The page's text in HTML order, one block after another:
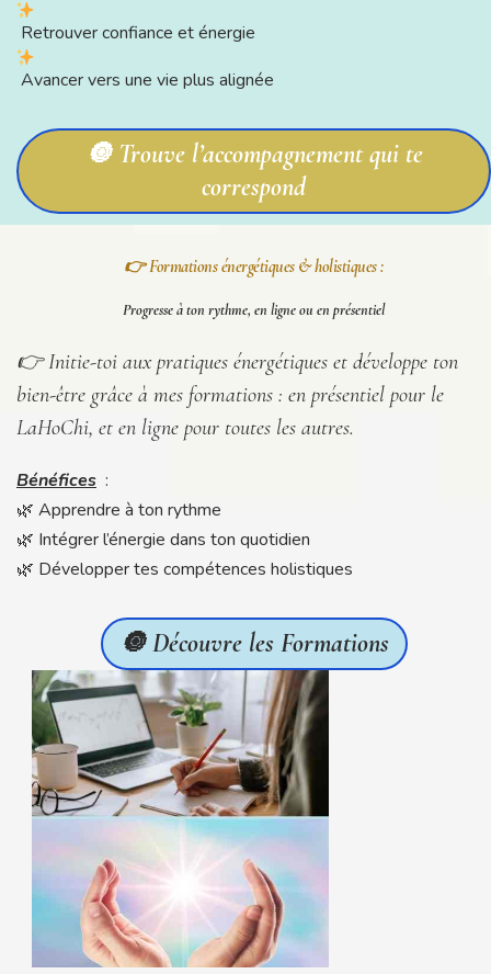
Retrouver confiance et énergie
Avancer vers une vie plus alignée
🔘 Trouve l’accompagnement qui te
correspond
👉 Formations énergétiques & holistiques :
Progresse à ton rythme, en ligne ou en présentiel
👉 Initie-toi aux pratiques énergétiques et développe ton
bien-être grâce à mes formations : en présentiel pour le
LaHoChi, et en ligne pour toutes les autres.
Bénéfices :
🌿 Apprendre à ton rythme
🌿 Intégrer l’énergie dans ton quotidien
🌿 Développer tes compétences holistiques
🔘 Découvre les Formations